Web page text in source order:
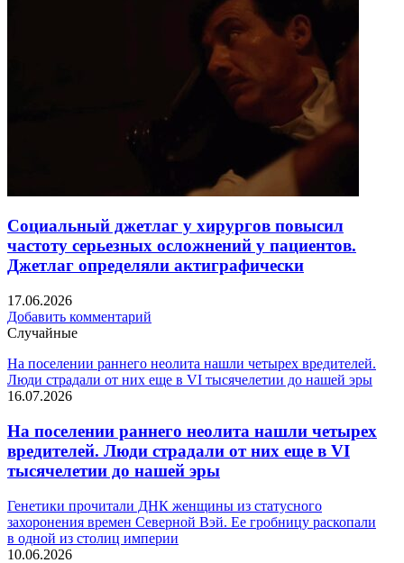
Социальный джетлаг у хирургов повысил
частоту серьезных осложнений у пациентов.
Джетлаг определяли актиграфически
17.06.2026
Добавить комментарий
Случайные
На поселении раннего неолита нашли четырех вредителей.
Люди страдали от них еще в VI тысячелетии до нашей эры
16.07.2026
На поселении раннего неолита нашли четырех
вредителей. Люди страдали от них еще в VI
тысячелетии до нашей эры
Генетики прочитали ДНК женщины из статусного
захоронения времен Северной Вэй. Ее гробницу раскопали
в одной из столиц империи
10.06.2026